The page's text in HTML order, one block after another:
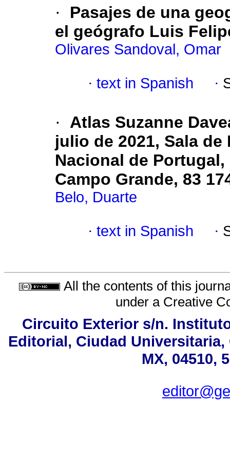
·
Pasajes de una
el geógrafo Luis
Olivares Sandoval, Omar
· text in Spanish ·
·
Atlas Suzanne
julio de 2021, Sala
Nacional de
Campo Grande, 83
Belo, Duarte
· text in Spanish ·
All the contents of this
under a Creative
Circuito Exterior s/n.
Editorial, Ciudad
MX, 04510,